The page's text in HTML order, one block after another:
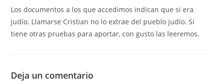
Los documentos a los que accedimos indican que si era
judío. Llamarse Cristian no lo extrae del pueblo judío. Si
tiene otras pruebas para aportar, con gusto las leeremos.
Deja un comentario